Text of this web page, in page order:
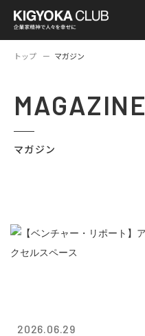
トップ マガジン
MAGAZINE
マガジン
2026.06.29